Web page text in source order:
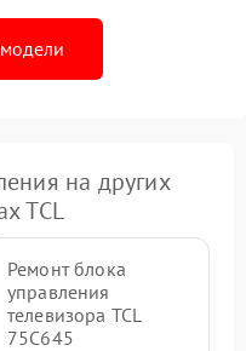
на других
TCL
Ремонт блока
управления
телевизора TCL
75C645